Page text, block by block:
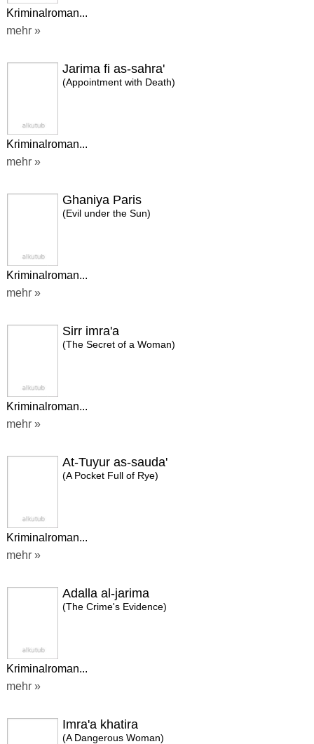
Kriminalroman...
mehr »
Jarima fi as-sahra'
(Appointment with Death)
Kriminalroman...
mehr »
Ghaniya Paris
(Evil under the Sun)
Kriminalroman...
mehr »
Sirr imra'a
(The Secret of a Woman)
Kriminalroman...
mehr »
At-Tuyur as-sauda'
(A Pocket Full of Rye)
Kriminalroman...
mehr »
Adalla al-jarima
(The Crime's Evidence)
Kriminalroman...
mehr »
Imra'a khatira
(A Dangerous Woman)